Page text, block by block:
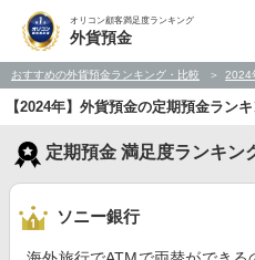
オリコン顧客満足度ランキング
外貨預金
おすすめの外貨預金ランキング・比較 2024
【2024年】外貨預金の定期預金ラン
定期預金 満足度ランキン
ソニー銀行